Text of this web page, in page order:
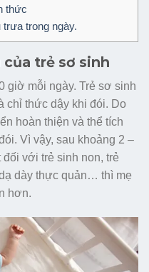
thức
trong ngày.
của trẻ sơ sinh
giờ mỗi ngày. Trẻ sơ sinh
chỉ thức dậy khi đói. Do
hoàn thiện và thể tích
Vì vậy, sau khoảng 2 –
với trẻ sinh non, trẻ
dày thực quản… thì mẹ
hơn.